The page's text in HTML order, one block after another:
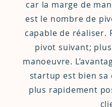
car la marge de
est le nombre de
capable de réaliser.
pivot suivant;
manoeuvre.
startup est bien sa
plus rapidement